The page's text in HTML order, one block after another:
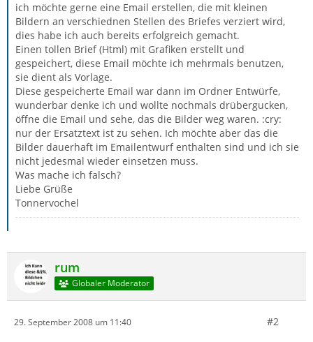
ich möchte gerne eine Email erstellen, die mit kleinen
Bildern an verschiednen Stellen des Briefes verziert wird,
dies habe ich auch bereits erfolgreich gemacht.
Einen tollen Brief (Html) mit Grafiken erstellt und
gespeichert, diese Email möchte ich mehrmals benutzen,
sie dient als Vorlage.
Diese gespeicherte Email war dann im Ordner Entwürfe,
wunderbar denke ich und wollte nochmals drübergucken,
öffne die Email und sehe, das die Bilder weg waren. :cry:
nur der Ersatztext ist zu sehen. Ich möchte aber das die
Bilder dauerhaft im Emailentwurf enthalten sind und ich sie
nicht jedesmal wieder einsetzen muss.
Was mache ich falsch?
Liebe Grüße
Tonnervochel
rum
Globaler Moderator
29. September 2008 um 11:40 #2